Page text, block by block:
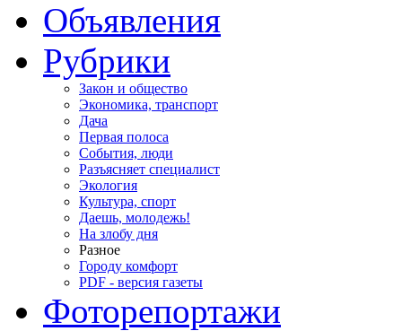
Объявления
Рубрики
Закон и общество
Экономика, транспорт
Дача
Первая полоса
События, люди
Разъясняет специалист
Экология
Культура, спорт
Даешь, молодежь!
На злобу дня
Разное
Городу комфорт
PDF - версия газеты
Фоторепортажи